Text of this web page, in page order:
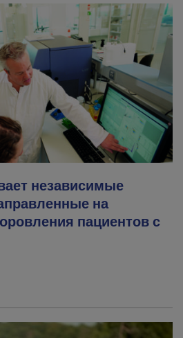
независимые
на
пациентов с